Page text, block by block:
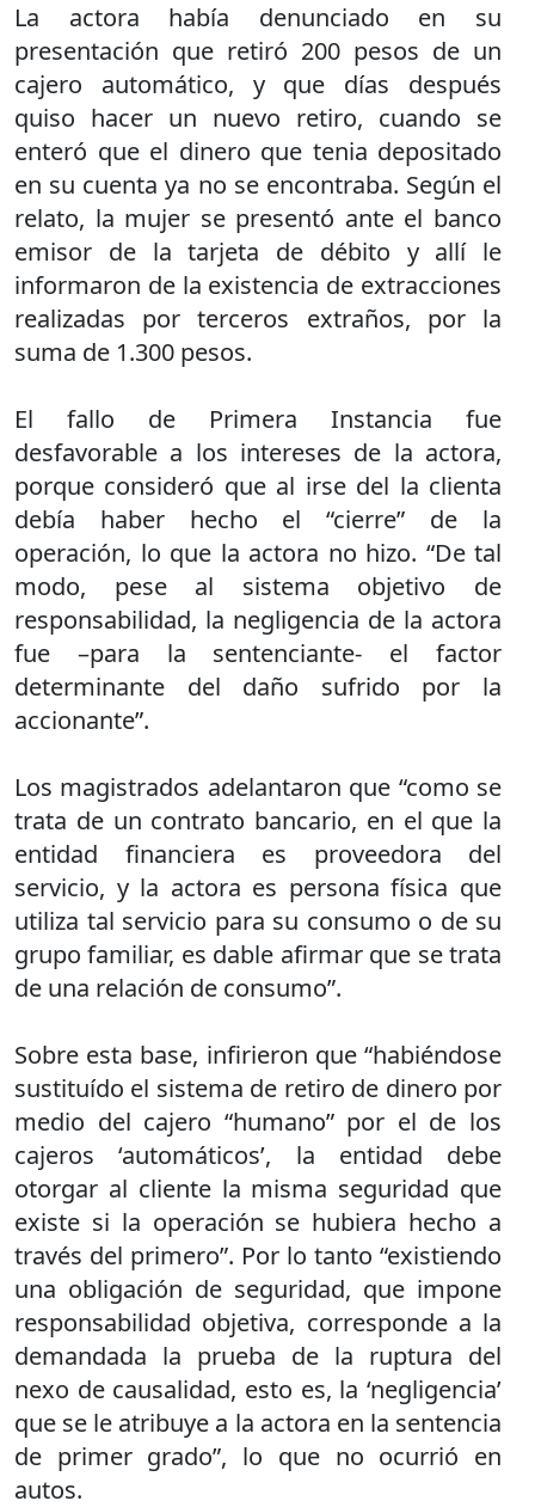
La actora había denunciado en su
presentación que retiró 200 pesos de un
cajero automático, y que días después
quiso hacer un nuevo retiro, cuando se
enteró que el dinero que tenia depositado
en su cuenta ya no se encontraba. Según el
relato, la mujer se presentó ante el banco
emisor de la tarjeta de débito y allí le
informaron de la existencia de extracciones
realizadas por terceros extraños, por la
suma de 1.300 pesos.
El fallo de Primera Instancia fue
desfavorable a los intereses de la actora,
porque consideró que al irse del la clienta
debía haber hecho el “cierre” de la
operación, lo que la actora no hizo. “De tal
modo, pese al sistema objetivo de
responsabilidad, la negligencia de la actora
fue –para la sentenciante- el factor
determinante del daño sufrido por la
accionante”.
Los magistrados adelantaron que “como se
trata de un contrato bancario, en el que la
entidad financiera es proveedora del
servicio, y la actora es persona física que
utiliza tal servicio para su consumo o de su
grupo familiar, es dable afirmar que se trata
de una relación de consumo”.
Sobre esta base, infirieron que “habiéndose
sustituído el sistema de retiro de dinero por
medio del cajero “humano” por el de los
cajeros ‘automáticos’, la entidad debe
otorgar al cliente la misma seguridad que
existe si la operación se hubiera hecho a
través del primero”. Por lo tanto “existiendo
una obligación de seguridad, que impone
responsabilidad objetiva, corresponde a la
demandada la prueba de la ruptura del
nexo de causalidad, esto es, la ‘negligencia’
que se le atribuye a la actora en la sentencia
de primer grado”, lo que no ocurrió en
autos.